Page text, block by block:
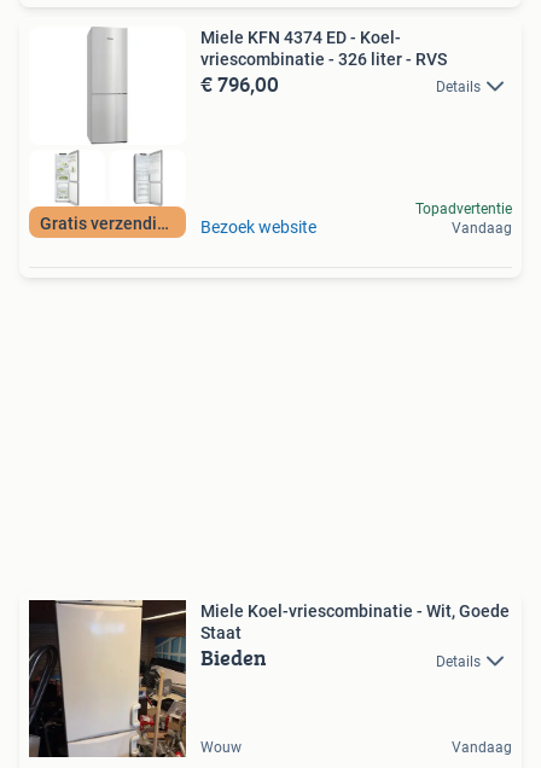
Gratis verzending
Miele KFN 4374 ED - Koel-
vriescombinatie - 326 liter - RVS
€ 796,00 Details
Bezoek website
Topadvertentie
Vandaag
Miele Koel-vriescombinatie - Wit, Goede
Staat
Bieden Details
Wouw Vandaag